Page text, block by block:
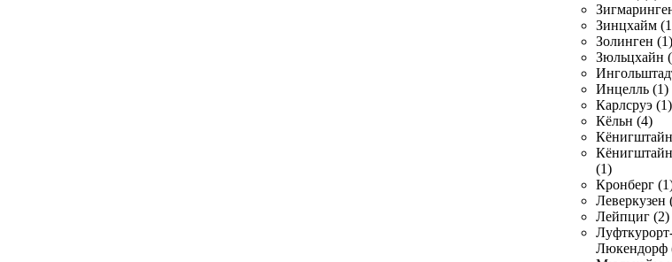
Зинцхайм
Золинген (1)
Зюльцхайн
Инцелль (1)
Карлсруэ (1)
Кёльн (4)
(1)
Кронберг
Леверкузен
Лейпциг (2)
Люкендорф